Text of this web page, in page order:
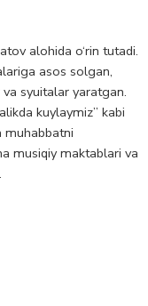
alohida o‘rin tutadi.
asos solgan,
syuitalar yaratgan.
kuylaymiz” kabi
muhabbatni
musiqiy maktablari va